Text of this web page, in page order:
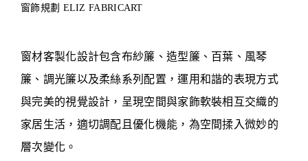
窗飾規劃 ELIZ FABRICART
窗材客製化設計包含布紗簾、造型簾、百葉、風琴
簾、調光簾以及柔絲系列配置，運用和諧的表現方式
與完美的視覺設計，呈現空間與家飾軟裝相互交織的
家居生活，適切調配且優化機能，為空間揉入微妙的
層次變化。